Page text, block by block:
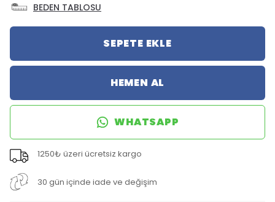
BEDEN TABLOSU
SEPETE EKLE
HEMEN AL
WHATSAPP
1250₺ üzeri ücretsiz kargo
30 gün içinde iade ve değişim